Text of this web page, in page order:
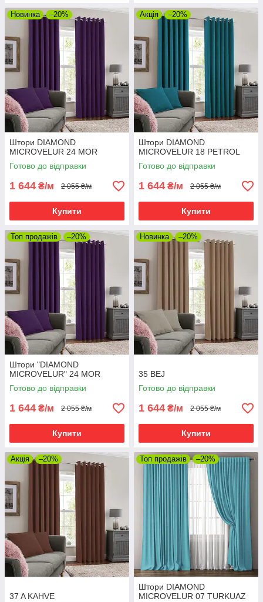
Новинка –20%
Штори DIAMOND
MICROVELUR 24 MOR
Готово до відправки
1 644 ₴/м 2 055 ₴/м
Купити
Акція –20%
Штори DIAMOND
MICROVELUR 18 PETROL
Готово до відправки
1 644 ₴/м 2 055 ₴/м
Купити
Топ продажів –20%
Штори "DIAMOND
MICROVELUR" 24 MOR
Готово до відправки
1 644 ₴/м 2 055 ₴/м
Купити
Новинка –20%
35 BEJ
Готово до відправки
1 644 ₴/м 2 055 ₴/м
Купити
Акція –20%
37 A KAHVE
Топ продажів –20%
Штори DIAMOND
MICROVELUR 07 TURKUAZ